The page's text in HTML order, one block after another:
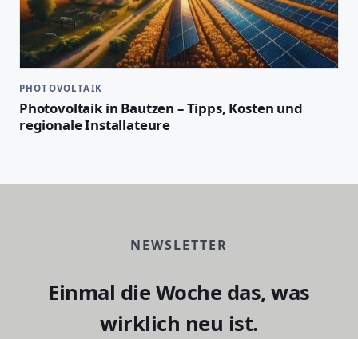
PHOTOVOLTAIK
Photovoltaik in Bautzen – Tipps, Kosten und
regionale Installateure
NEWSLETTER
Einmal die Woche das, was
wirklich neu ist.